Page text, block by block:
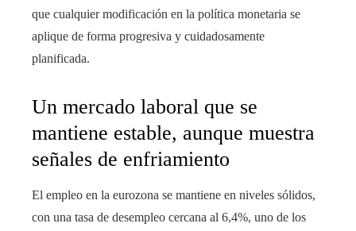
que cualquier modificación en la política monetaria se
aplique de forma progresiva y cuidadosamente
planificada.
Un mercado laboral que se
mantiene estable, aunque muestra
señales de enfriamiento
El empleo en la eurozona se mantiene en niveles sólidos,
con una tasa de desempleo cercana al 6,4%, uno de los